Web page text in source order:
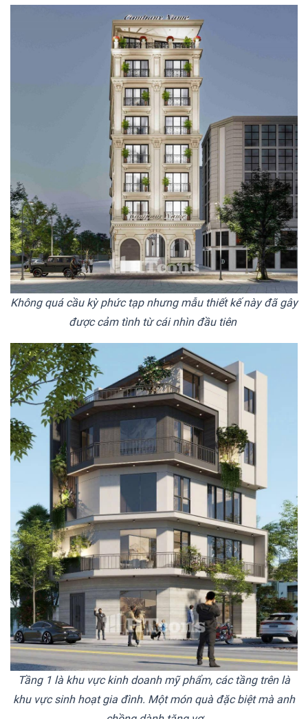
Không quá cầu kỳ phức tạp nhưng mẫu thiết kế này đã gây
được cảm tình từ cái nhìn đầu tiên
Tầng 1 là khu vực kinh doanh mỹ phẩm, các tầng trên là
khu vực sinh hoạt gia đình. Một món quà đặc biệt mà anh